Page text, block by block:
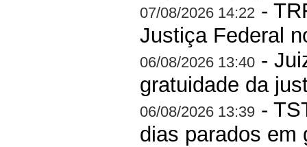
07/08/2026 14:22 -
Justiça Federal
06/08/2026 13:40 -
gratuidade da
06/08/2026 13:39 -
dias parados em